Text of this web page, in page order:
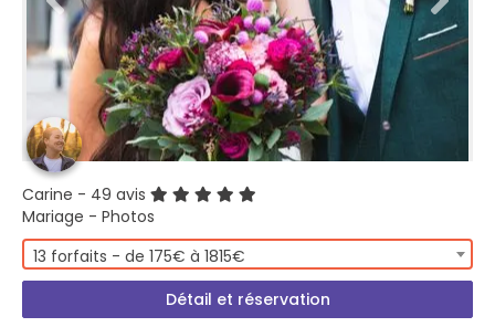
Carine - 49 avis
Mariage - Photos
13 forfaits - de 175€ à 1815€
Détail et réservation